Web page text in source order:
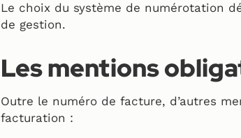
Le choix du système de numérotation
de gestion.
Les mentions
Outre le numéro de facture, d’autres
facturation :